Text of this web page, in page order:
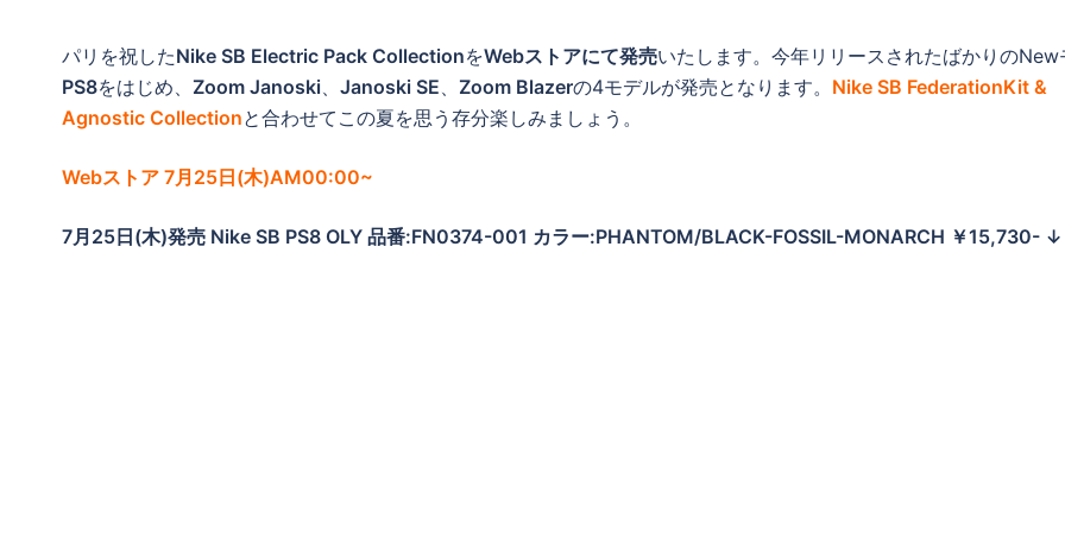
パリを祝したNike SB Electric Pack CollectionをWebストアにて発売いたします。今年リリースされたばかりのNew
PS8をはじめ、 Zoom Janoski、 Janoski SE、 Zoom Blazerの4モデルが発売となります。 Nike SB FederationKit &
Agnostic Collectionと合わせてこの夏を思う存分楽しみましょう。
Webストア 7月25日(木)AM00:00~
7月25日(木)発売 Nike SB PS8 OLY 品番:FN0374-001 カラー:PHANTOM/BLACK-FOSSIL-MONARCH ￥15,730- ↓